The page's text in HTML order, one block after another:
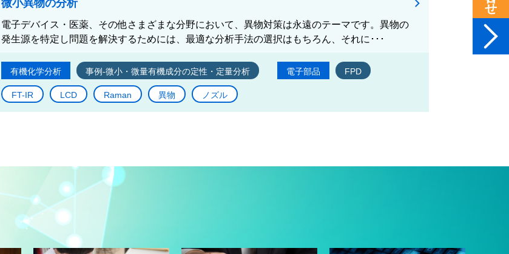
微小異物の分析
電子デバイス・医薬、その他さまざまな分野において、異物対策は永遠のテーマです。異物の
発生源を特定し問題を解決するためには、最適な分析手法の選択はもちろん、それに･･･
有機化学分析 事例-微小・微量有機成分の定性・定量分析 電子部品 FPD
FT-IR LCD Raman 異物 ノズル